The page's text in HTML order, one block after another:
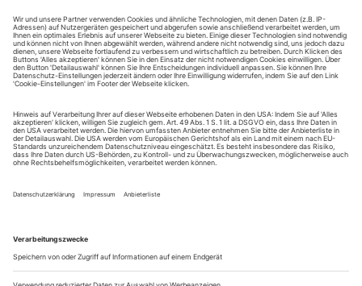
Johan Simons’ Inszenierung von Pedro Calderón de la Barcas
«Das Leben ein Traum» abgedruckten Text «Die Welt ist ein
Theater» das Barocktheater als Welttheater. Folgerichtig hat
Johannes Schütz eine Kugel in die Mitte der Drehbühne im
Hamburger Thalia Theater gestellt, eine Weltkugel, nicht
besonders groß,...
Auf die Insel
Kolumne von Caren Jeß
Ich war ja neulich am Meer. An der Nordsee, auf Amrum.
gemietet, von der aus ich direkt aufs Wasser gucken konnte
und schrieb. Und las. Aß. Trank. Und schlief. Und ich werde
es wieder tun.